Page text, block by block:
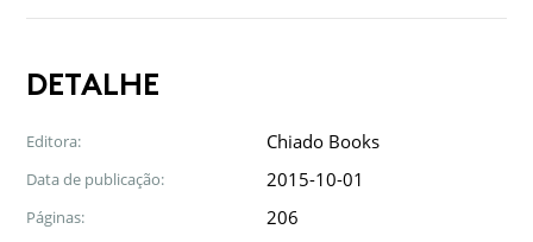
DETALHE
Editora: Chiado Books
Data de publicação: 2015-10-01
Páginas: 206